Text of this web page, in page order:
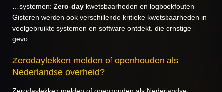
…systemen: Zero-day kwetsbaarheden en logboekfouten
Gisteren werden ook verschillende kritieke kwetsbaarheden in
veelgebruikte systemen en software ontdekt, die ernstige
gevo…
Zerodaylekken melden of openhouden als
Nederlandse overheid?